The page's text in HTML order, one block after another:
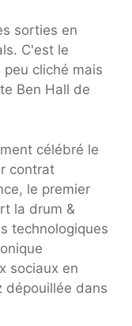
sorties en
C'est le
cliché mais
Ben Hall de
célébré le
contrat
le premier
la drum &
technologiques
sociaux en
dépouillée dans